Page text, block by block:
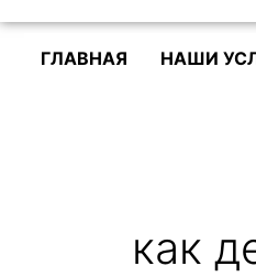
ГЛАВНАЯ НАШИ
как